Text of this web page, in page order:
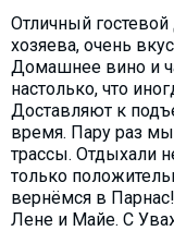
Отличный
хозяева, очень
Домашнее вино и
настолько, что
Доставляют к
время. Пару раз мы
трассы. Отдыхали
только
вернёмся в
Лене и Майе. С